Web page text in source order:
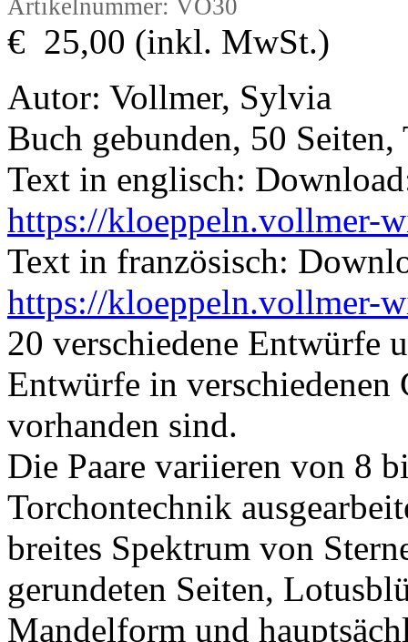
Artikelnummer: VO30
€ 25,00 (inkl. MwSt.)
Autor: Vollmer, Sylvia
Buch gebunden, 50 Seiten,
Text in englisch:
https://kloeppeln.vollmer-
Text in französisch:
https://kloeppeln.vollmer-
20 verschiedene Entwürfe
Entwürfe in verschiedenen
vorhanden sind.
Die Paare variieren von 8
Torchontechnik
breites Spektrum von
gerundeten Seiten,
Mandelform und